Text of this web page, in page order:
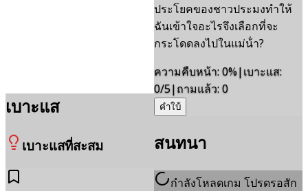
เบาะแส
เบาะแสที่สะสม
ประโยคของชาวประมงทําให้
ฉันเข้าใจอะไรจึงเลือกที่จะ
กระโดดลงไปในแม่น้ํา?
ความคืบหน้า:0%|เบาะแส:
0/5|ถามแล้ว:0
คำใบ้
สนทนา
กำลังโหลดเกม โปรดรอสัก